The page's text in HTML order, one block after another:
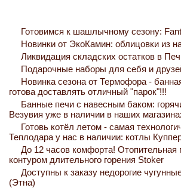
Готовимся к шашлычному сезону:
Новинки от ЭкоКамин: облицовки из
Ликвидация складских остатков в
Подарочные наборы для себя и
Новинка сезона от Термофора -
готова доставлять отличный "парок"!!!
Банные печи с навесным баком:
Везувия уже в наличии в наших
Готовь котёл летом - самая
Теплодара у нас в наличии: котлы
До 12 часов комфорта! Отопительная
контуром длительного горения Stoker
Доступны к заказу недорогие
(Этна)